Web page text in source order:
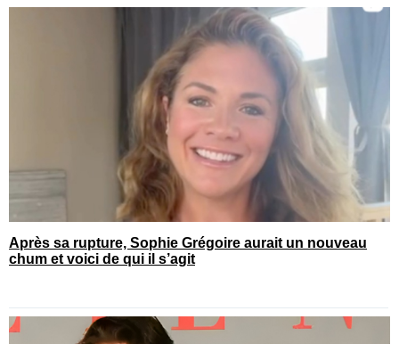
Après sa rupture, Sophie Grégoire aurait un nouveau
chum et voici de qui il s’agit